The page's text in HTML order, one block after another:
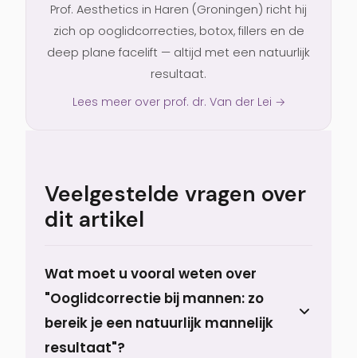
Prof. Aesthetics in Haren (Groningen) richt hij
zich op ooglidcorrecties, botox, fillers en de
deep plane facelift — altijd met een natuurlijk
resultaat.
Lees meer over prof. dr. Van der Lei →
Veelgestelde vragen over
dit artikel
Wat moet u vooral weten over
"Ooglidcorrectie bij mannen: zo
bereik je een natuurlijk mannelijk
resultaat"?